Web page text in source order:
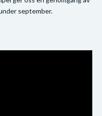
september.